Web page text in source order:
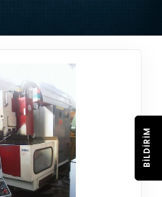
BILDIRIM